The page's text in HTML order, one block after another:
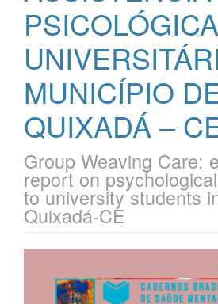
MUNICÍPIO
QUIXADÁ –
Group Weaving Care:
report on
to university students
Quixadá-CE
lateral